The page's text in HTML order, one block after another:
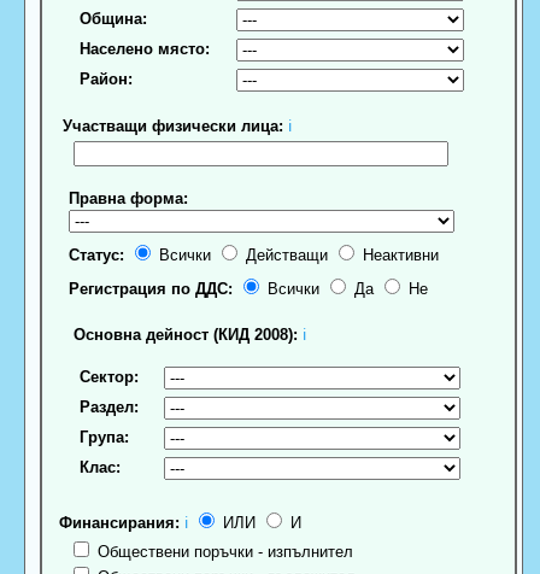
Община:
Населено място:
Район:
Участващи физически лица: ℹ
Правна форма:
Статус: Всички Действащи
Неактивни
Регистрация по ДДС:
Всички Да Не
Основна дейност (КИД 2008): ℹ
Сектор:
Раздел:
Група:
Клас:
Финансирания: ℹ ИЛИ
И
Обществени поръчки - изпълнител